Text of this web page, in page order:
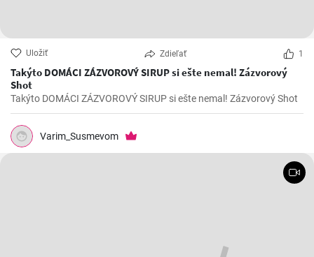
Uložiť Zdieľať 1
Takýto DOMÁCI ZÁZVOROVÝ SIRUP si ešte nemal! Zázvorový
Shot
Takýto DOMÁCI ZÁZVOROVÝ SIRUP si ešte nemal! Zázvorový Shot
Varim_Susmevom